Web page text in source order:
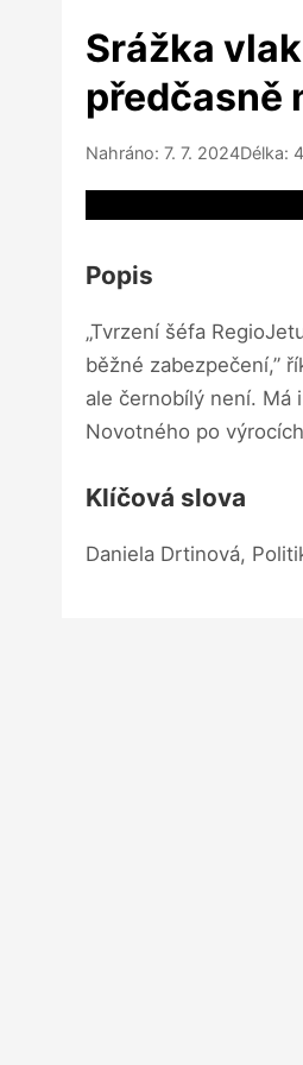
Srážka
předčasně
Nahráno: 7. 7. 2024Délka:
Popis
„Tvrzení šéfa
běžné zabezpečení,”
ale černobílý není. Má
Novotného po
Klíčová slova
Daniela Drtinová,